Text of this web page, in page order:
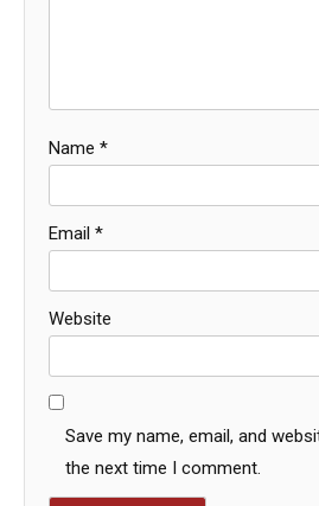
Name *
Email *
Website
Save my name, email, and
the next time I comment.